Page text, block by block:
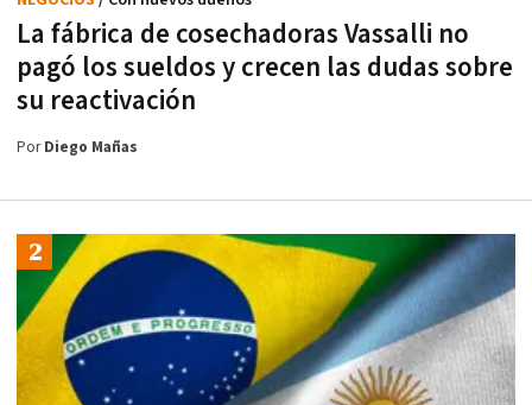
La fábrica de cosechadoras Vassalli no
pagó los sueldos y crecen las dudas sobre
su reactivación
PorDiego Mañas